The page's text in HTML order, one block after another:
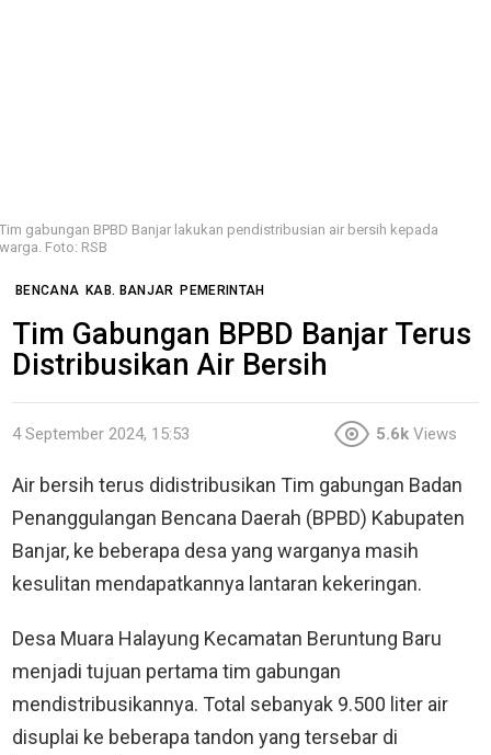
Tim gabungan BPBD Banjar lakukan pendistribusian air bersih kepada
warga. Foto: RSB
BENCANA KAB. BANJAR PEMERINTAH
Tim Gabungan BPBD Banjar Terus
Distribusikan Air Bersih
4 September 2024, 15:53 5.6k Views
Air bersih terus didistribusikan Tim gabungan Badan
Penanggulangan Bencana Daerah (BPBD) Kabupaten
Banjar, ke beberapa desa yang warganya masih
kesulitan mendapatkannya lantaran kekeringan.
Desa Muara Halayung Kecamatan Beruntung Baru
menjadi tujuan pertama tim gabungan
mendistribusikannya. Total sebanyak 9.500 liter air
disuplai ke beberapa tandon yang tersebar di